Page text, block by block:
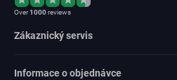
Over1000reviews
Zákaznický servis
Informace o objednávce